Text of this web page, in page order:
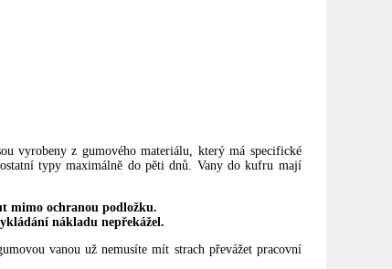
vyrobeny z gumového materiálu, který má specifické
typy maximálně do pěti dnů. Vany do kufru mají
mimo ochranou podložku.
nákladu nepřekážel.
vanou už nemusíte mít strach převážet pracovní